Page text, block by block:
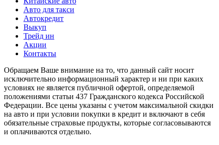
Авто для такси
Автокредит
Выкуп
Трейд ин
Акции
Контакты
Обращаем Ваше внимание на то, что данный сайт носит
исключительно информационный характер и ни при каких
условиях не является публичной офертой, определяемой
положениями статьи 437 Гражданского кодекса Российской
Федерации. Все цены указаны с учетом максимальной скидки
на авто и при условии покупки в кредит и включают в себя
обязательные страховые продукты, которые согласовываются
и оплачиваются отдельно.